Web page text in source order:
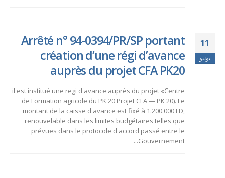
11
يونيو
Arrêté n° 94-0394/PR/SP portant
création d’une régi d’avance
auprès du projet CFA PK20
il est institué une regi d'avance auprès du projet «Centre
de Formation agricole du PK 20 Projet CFA — PK 20). Le
montant de la caisse d'avance est fixé à 1.200.000 FD,
renouvelable dans les limites budgétaires telles que
prévues dans le protocole d'accord passé entre le
Gouvernement...